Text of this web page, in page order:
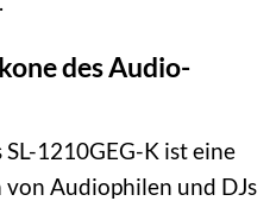
des Audio-
SL-1210GEG-K ist eine
Audiophilen und DJs